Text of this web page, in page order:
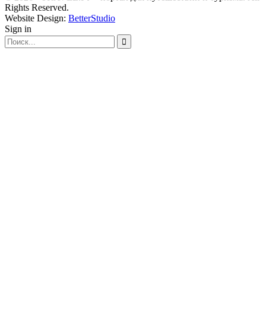
Rights Reserved.
Website Design: BetterStudio
Sign in